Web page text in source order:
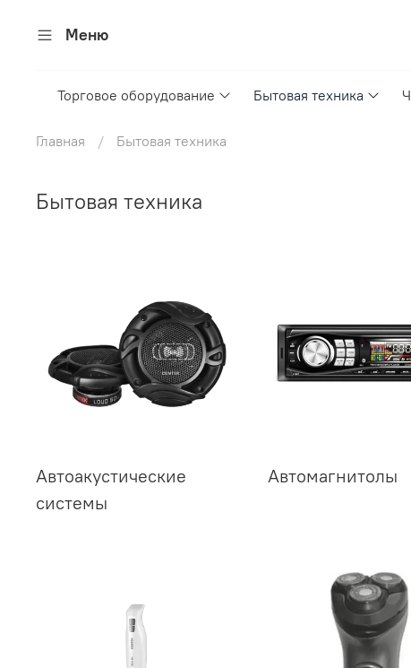
Меню
Торговое оборудование Бытовая техника
Главная Бытовая техника
Бытовая техника
Автоакустические
системы
Автомагнитолы